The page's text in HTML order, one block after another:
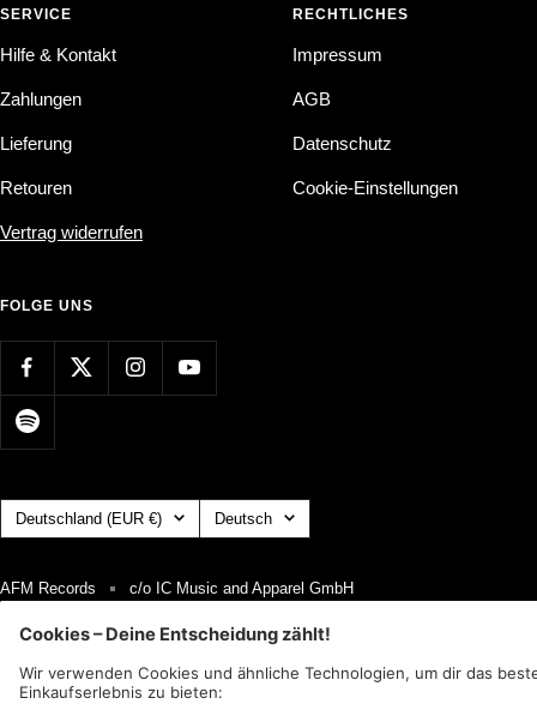
SERVICE
Hilfe & Kontakt
Zahlungen
Lieferung
Retouren
Vertrag widerrufen
RECHTLICHES
Impressum
AGB
Datenschutz
Cookie-Einstellungen
FOLGE UNS
Land/Region Deutschland (EUR €) Sprache
Deutsch
AFM Records c/o IC Music and Apparel GmbH